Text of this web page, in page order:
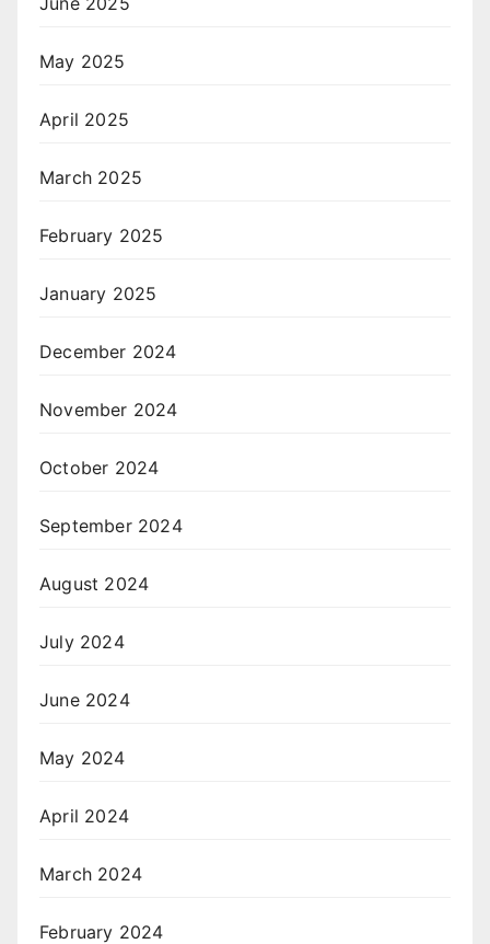
May 2025
April 2025
March 2025
February 2025
January 2025
December 2024
November 2024
October 2024
September 2024
August 2024
July 2024
June 2024
May 2024
April 2024
March 2024
February 2024